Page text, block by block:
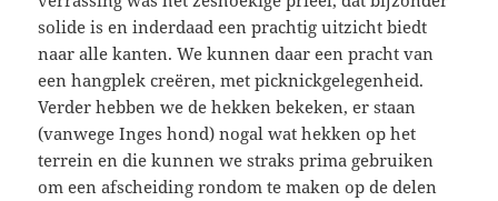
solide is en inderdaad een prachtig uitzicht biedt
naar alle kanten. We kunnen daar een pracht van
een hangplek creëren, met picknickgelegenheid.
Verder hebben we de hekken bekeken, er staan
(vanwege Inges hond) nogal wat hekken op het
terrein en die kunnen we straks prima gebruiken
om een afscheiding rondom te maken op de delen